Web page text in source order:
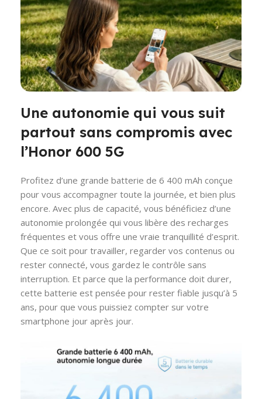
Une autonomie qui vous suit
partout sans compromis avec
l’Honor 600 5G
Profitez d’une grande batterie de 6 400 mAh conçue
pour vous accompagner toute la journée, et bien plus
encore. Avec plus de capacité, vous bénéficiez d’une
autonomie prolongée qui vous libère des recharges
fréquentes et vous offre une vraie tranquillité d’esprit.
Que ce soit pour travailler, regarder vos contenus ou
rester connecté, vous gardez le contrôle sans
interruption. Et parce que la performance doit durer,
cette batterie est pensée pour rester fiable jusqu’à 5
ans, pour que vous puissiez compter sur votre
smartphone jour après jour.